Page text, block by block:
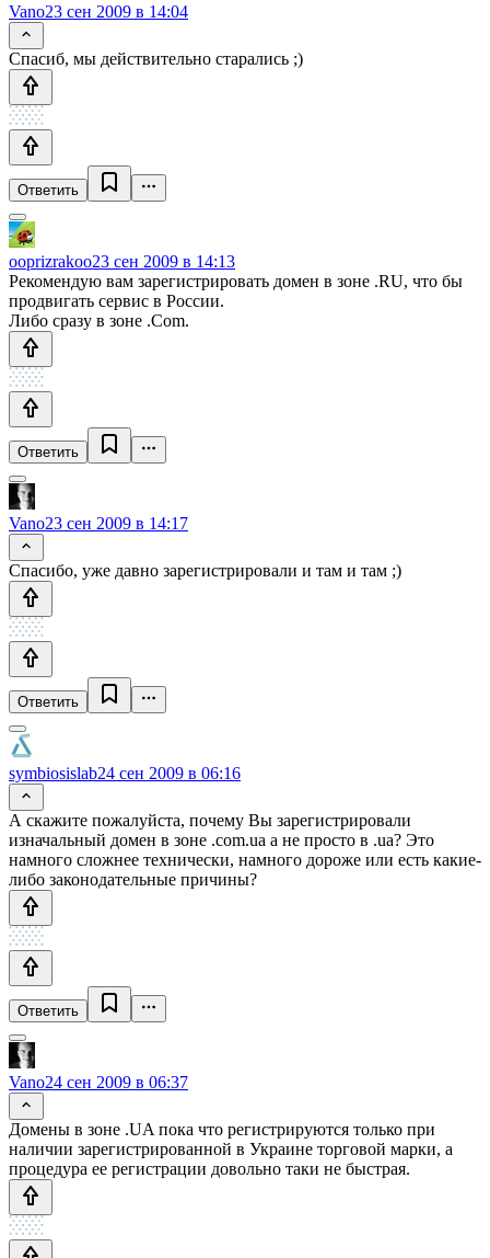
Vano23 сен 2009 в 14:04
Спасиб, мы действительно старались ;)
Ответить
ooprizrakoo23 сен 2009 в 14:13
Рекомендую вам зарегистрировать домен в зоне .RU, что бы
продвигать сервис в России.
Либо сразу в зоне .Com.
Ответить
Vano23 сен 2009 в 14:17
Спасибо, уже давно зарегистрировали и там и там ;)
Ответить
symbiosislab24 сен 2009 в 06:16
А скажите пожалуйста, почему Вы зарегистрировали
изначальный домен в зоне .com.ua а не просто в .ua? Это
намного сложнее технически, намного дороже или есть какие-
либо законодательные причины?
Ответить
Vano24 сен 2009 в 06:37
Домены в зоне .UA пока что регистрируются только при
наличии зарегистрированной в Украине торговой марки, а
процедура ее регистрации довольно таки не быстрая.